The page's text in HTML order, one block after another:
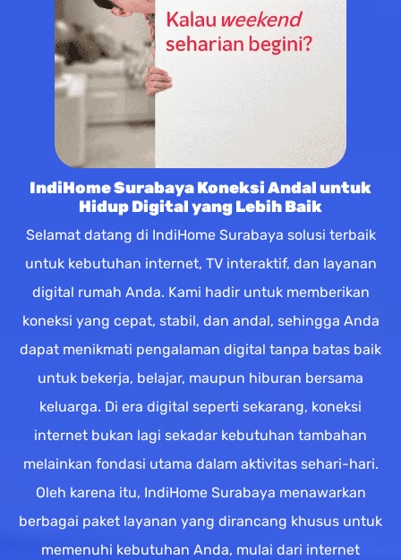
IndiHome Surabaya Koneksi Andal untuk
Hidup Digital yang Lebih Baik
Selamat datang di IndiHome Surabaya solusi terbaik
untuk kebutuhan internet, TV interaktif, dan layanan
digital rumah Anda. Kami hadir untuk memberikan
koneksi yang cepat, stabil, dan andal, sehingga Anda
dapat menikmati pengalaman digital tanpa batas baik
untuk bekerja, belajar, maupun hiburan bersama
keluarga. Di era digital seperti sekarang, koneksi
internet bukan lagi sekadar kebutuhan tambahan
melainkan fondasi utama dalam aktivitas sehari-hari.
Oleh karena itu, IndiHome Surabaya menawarkan
berbagai paket layanan yang dirancang khusus untuk
memenuhi kebutuhan Anda, mulai dari internet